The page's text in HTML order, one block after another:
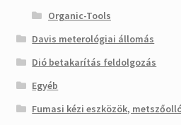
Organic-Tools
Davis meterológiai állomás
Dió betakarítás feldolgozás
Egyéb
Fumasi kézi eszközök,